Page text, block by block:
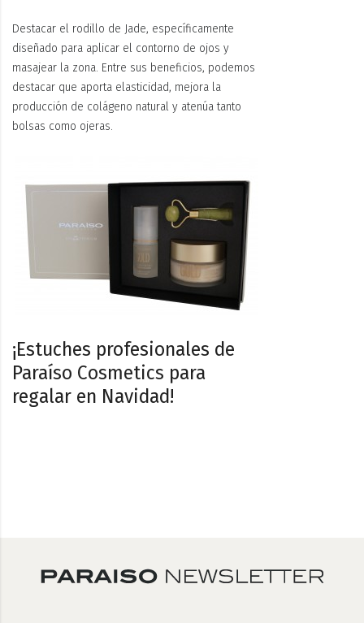
Destacar el rodillo de Jade, específicamente
diseñado para aplicar el contorno de ojos y
masajear la zona. Entre sus beneficios, podemos
destacar que aporta elasticidad, mejora la
producción de colágeno natural y atenúa tanto
bolsas como ojeras.
¡Estuches profesionales de
Paraíso Cosmetics para
regalar en Navidad!